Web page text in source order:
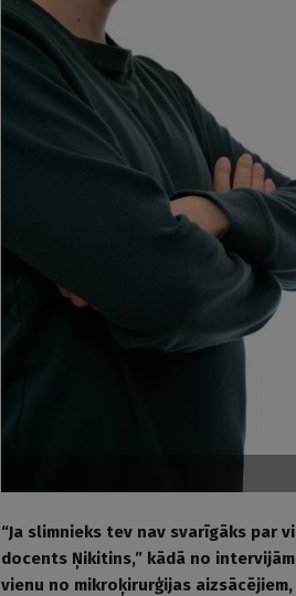
“Ja slimnieks tev nav svarīgāks par
docents Ņikitins,” kādā no intervijām
vienu no mikroķirurģijas